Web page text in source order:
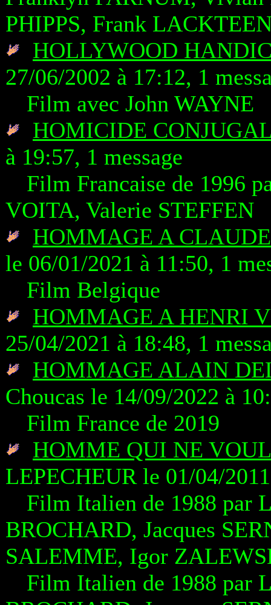
PHIPPS, Frank
HOLLYWOOD
27/06/2002 à 17:12, 1
Film avec John WAYNE
HOMICIDE
à 19:57, 1 message
Film Francaise de 1996
VOITA, Valerie STEFFEN
HOMMAGE A
le 06/01/2021 à 11:50, 1
Film Belgique
HOMMAGE A HENRI
25/04/2021 à 18:48, 1
HOMMAGE ALAIN
Choucas le 14/09/2022 à
Film France de 2019
HOMME QUI NE
LEPECHEUR le 01/04/
Film Italien de 1988 par
BROCHARD, Jacques
SALEMME, Igor
Film Italien de 1988 par